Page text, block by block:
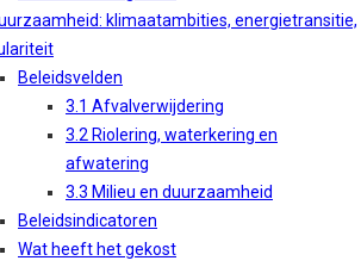
klimaatambities, energietransitie,
Beleidsvelden
3.1 Afvalverwijdering
3.2 Riolering, waterkering en
afwatering
3.3 Milieu en duurzaamheid
Beleidsindicatoren
Wat heeft het gekost